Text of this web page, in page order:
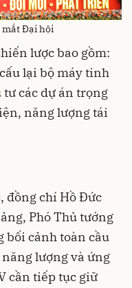
mắt Đại hội
lược bao gồm:
lại bộ máy tinh
các dự án trọng
năng lượng tái
đồng chí Hồ Đức
Phó Thủ tướng
bối cảnh toàn cầu
lượng và ứng
cần tiếp tục giữ